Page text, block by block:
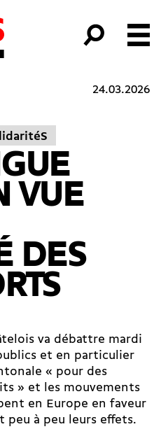
24.03.2026
VUE
DES
va débattre mardi
et en particulier
« pour des
» et les mouvements
en Europe en faveur
à peu leurs effets.